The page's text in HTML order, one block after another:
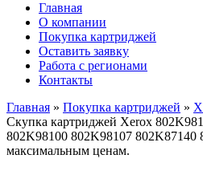
Главная
О компании
Покупка картриджей
Оставить заявку
Работа с регионами
Контакты
Главная » Покупка картриджей »
Скупка картриджей Xerox
802K98100 802K98107 802K87140
максимальным ценам.